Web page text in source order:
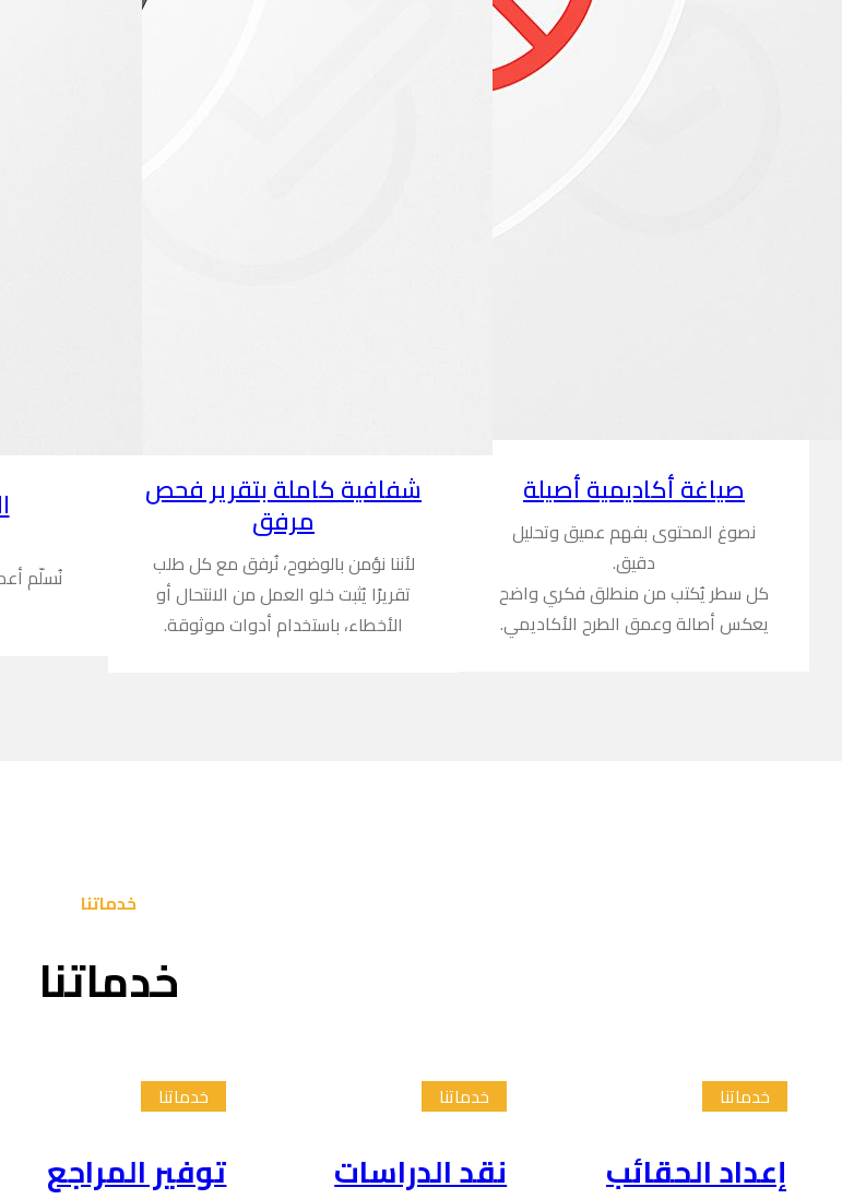
صياغة أكاديمية أصيلة
نصوغ المحتوى بفهم عميق وتحليل
دقيق.
كل سطر يُكتب من منطلق فكري واضح
يعكس أصالة وعمق الطرح الأكاديمي.
شفافية كاملة بتقرير فحص
مرفق
لأننا نؤمن بالوضوح، نُرفق مع كل طلب
تقريرًا يُثبت خلو العمل من الانتحال أو
الأخطاء، باستخدام أدوات موثوقة.
نُسلّم
خدماتنا
خدماتنا
خدماتنا
إعداد الحقائب
خدماتنا
نقد الدراسات
خدماتنا
توفير المراجع